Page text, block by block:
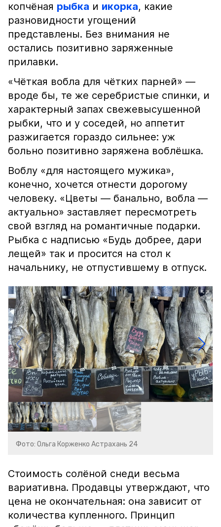
копчёная рыбка и икорка, какие
разновидности угощений
представлены. Без внимания не
остались позитивно заряженные
прилавки.
«Чёткая вобла для чётких парней» —
вроде бы, те же серебристые спинки, и
характерный запах свежевысушенной
рыбки, что и у соседей, но аппетит
разжигается гораздо сильнее: уж
больно позитивно заряжена воблёшка.
Воблу «для настоящего мужика»,
конечно, хочется отнести дорогому
человеку. «Цветы — банально, вобла —
актуально» заставляет пересмотреть
свой взгляд на романтичные подарки.
Рыбка с надписью «Будь добрее, дари
лещей» так и просится на стол к
начальнику, не отпустившему в отпуск.
Фото: Ольга Корженко Астрахань 24
Стоимость солёной снеди весьма
вариативна. Продавцы утверждают, что
цена не окончательная: она зависит от
количества купленного. Принцип